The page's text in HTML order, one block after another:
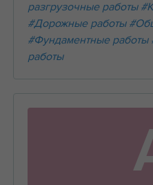
разгрузочные работы
#Дорожные работы
#Фундаментные работы
работы